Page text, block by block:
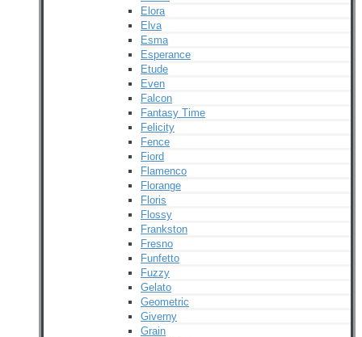
Elora
Elva
Esma
Esperance
Etude
Even
Falcon
Fantasy Time
Felicity
Fence
Fiord
Flamenco
Florange
Floris
Flossy
Frankston
Fresno
Funfetto
Fuzzy
Gelato
Geometric
Giverny
Grain